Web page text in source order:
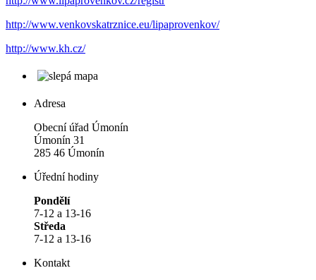
http://www.venkovskatrznice.eu/lipaprovenkov/
http://www.kh.cz/
Adresa
Obecní úřad Úmonín
Úmonín 31
285 46 Úmonín
Úřední hodiny
Pondělí
7-12 a 13-16
Středa
7-12 a 13-16
Kontakt